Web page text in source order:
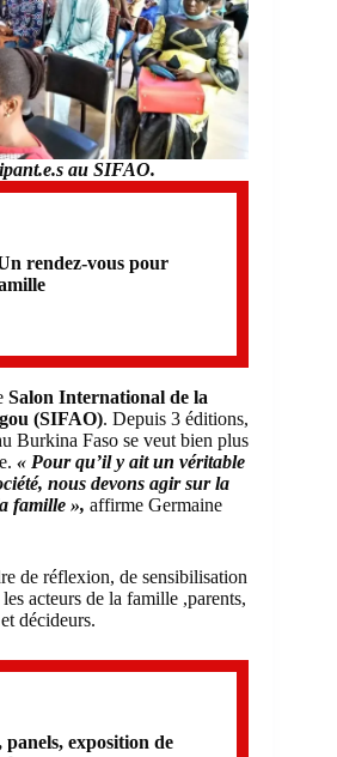
au SIFAO.
rendez-vous pour
Salon International de la
(SIFAO). Depuis 3 éditions,
Burkina Faso se veut bien plus
« Pour qu’il y ait un véritable
nous devons agir sur la
famille », affirme Germaine
de réflexion, de sensibilisation
acteurs de la famille ,parents,
décideurs.
panels, exposition de